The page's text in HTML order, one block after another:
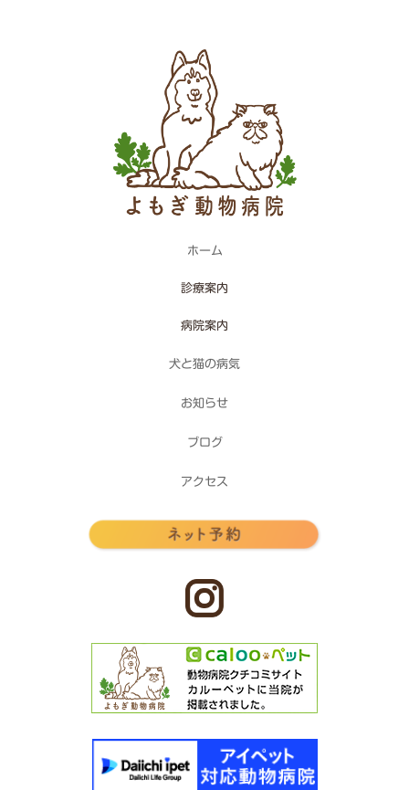
ホーム
診療案内
病院案内
犬と猫の病気
お知らせ
ブログ
アクセス